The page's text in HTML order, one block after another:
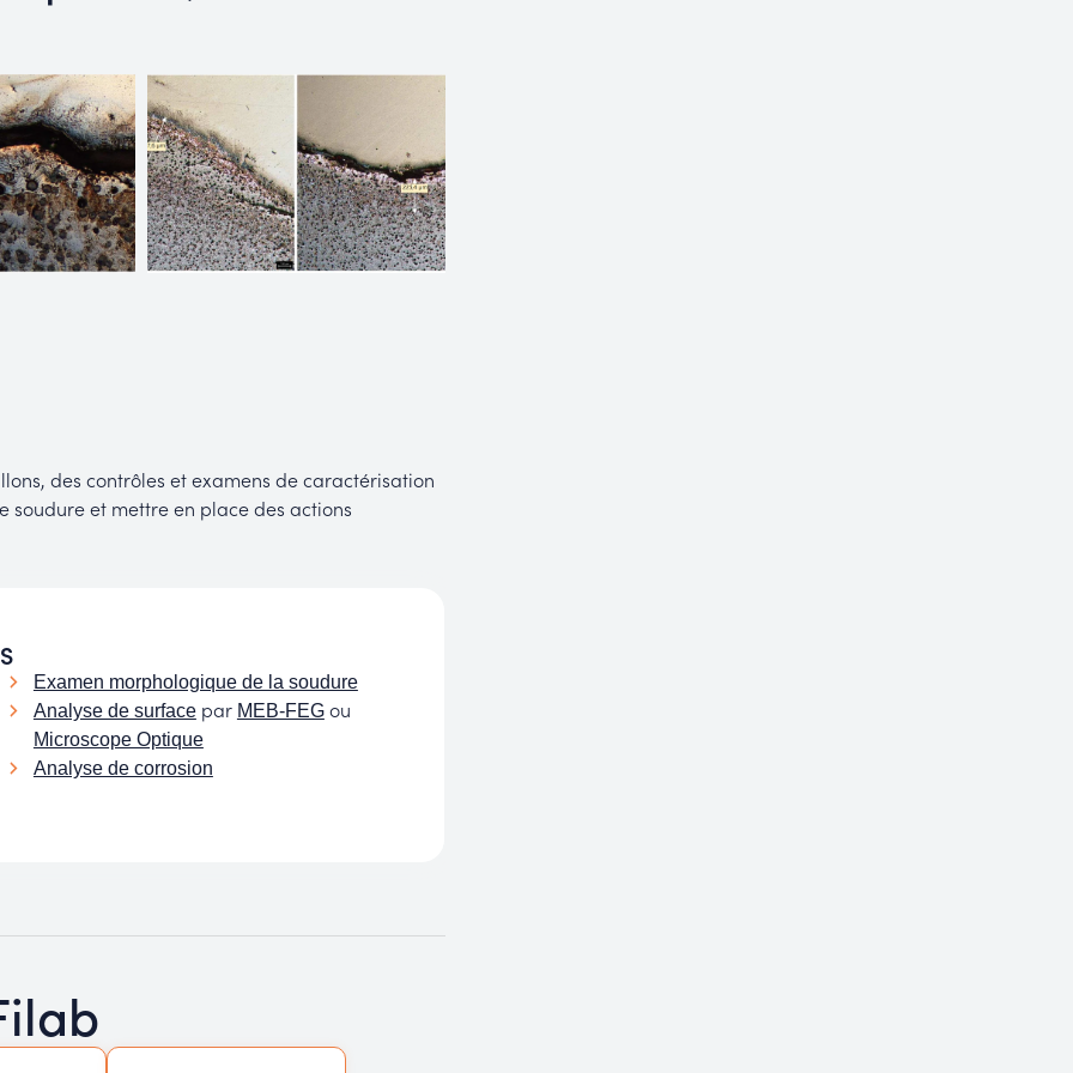
des contrôles et examens de caractérisation
soudure et mettre en place des actions
Examen morphologique de la soudure
Analyse de surfacepar MEB-FEGou
Microscope Optique
Analyse de corrosion